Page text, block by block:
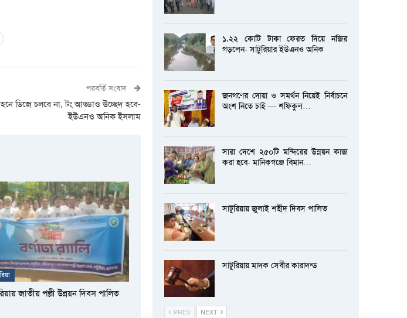
পরবর্তি সংবাদ
ডিজে চলবে না, টং আড্ডাও উচ্ছেদ হবে-
ইউএনও অনিক ইসলাম
জাতীয় পল্লী উন্নয়ন দিবস পালিত
১.২২ কোটি টাকা ফেরত দিয়ে নজির
গড়লেন- সাটুরিয়ার ইউএনও অনিক
জনগণের দোয়া ও সমর্থন নিয়েই নির্বাচনে
অংশ নিতে চাই — শফিকুল…
সারা দেশে ২৫০টি মন্দিরের উন্নয়ন কাজ
করা হবে- মানিকগঞ্জে বিমান…
সাটুরিয়ায় জুলাই শহীদ দিবস পালিত
সাটুরিয়ায় মাদক সেবীর কারাদন্ড
PREV NEXT